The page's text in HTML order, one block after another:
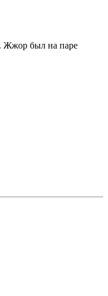
Жжор был на паре